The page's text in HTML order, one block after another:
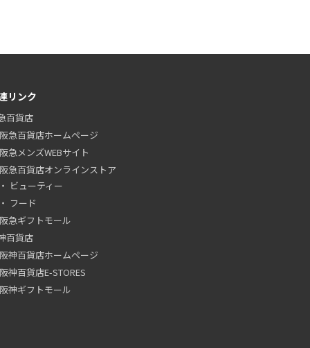
リンク
百貨店
阪急百貨店ホームページ
阪急メンズWEBサイト
阪急百貨店オンラインストア
ビューティー
フード
阪急ギフトモール
百貨店
阪神百貨店ホームページ
阪神百貨店E-STORES
阪神ギフトモール